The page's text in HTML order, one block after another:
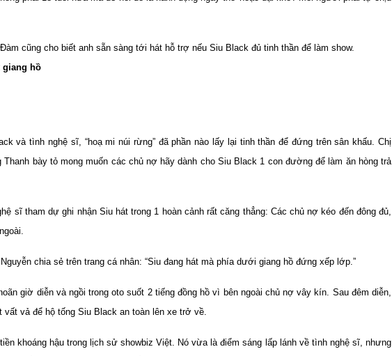
cũng cho biết anh sẵn sàng tới hát hỗ trợ nếu Siu Black đủ tinh thần để làm show.
giang hồ
và tình nghệ sĩ, “hoạ mi núi rừng” đã phần nào lấy lại tinh thần để đứng trên sân khấu. Chị
bày tỏ mong muốn các chủ nợ hãy dành cho Siu Black 1 con đường để làm ăn hòng trả
sĩ tham dự ghi nhận Siu hát trong 1 hoàn cảnh rất căng thẳng: Các chủ nợ kéo đến đông đủ,
chia sẻ trên trang cá nhân: “Siu đang hát mà phía dưới giang hồ đứng xếp lớp.”
giờ diễn và ngồi trong oto suốt 2 tiếng đồng hồ vì bên ngoài chủ nợ vây kín. Sau đêm diễn,
vất vả để hộ tống Siu Black an toàn lên xe trở về.
khoáng hậu trong lịch sử showbiz Việt. Nó vừa là điểm sáng lấp lánh về tình nghệ sĩ, nhưng